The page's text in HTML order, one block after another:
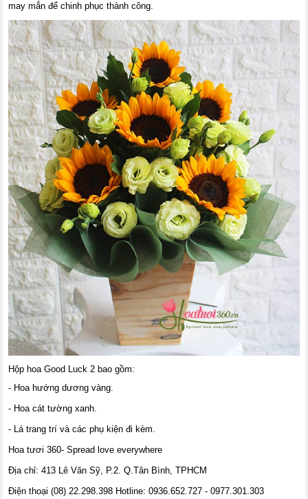
may mắn để chinh phục thành công.
Hộp hoa Good Luck 2 bao gồm:
- Hoa hướng dương vàng.
- Hoa cát tường xanh.
- Lá trang trí và các phụ kiện đi kèm.
Hoa tươi 360- Spread love everywhere
Địa chỉ: 413 Lê Văn Sỹ, P.2. Q.Tân Bình, TPHCM
Điện thoại (08) 22.298.398 Hotline: 0936.652.727 - 0977.301.303